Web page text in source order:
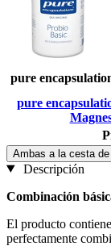
pure
pure
Ambas a la cesta
Descripción
Combinación
El producto
perfectamente